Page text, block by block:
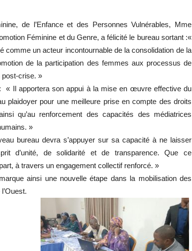
de l’Enfance et des Personnes Vulnérables, Mme
Féminine et du Genre, a félicité le bureau sortant :«
comme un acteur incontournable de la consolidation de la
de la participation des femmes aux processus de
post-crise. »
« Il apportera son appui à la mise en œuvre effective du
plaidoyer pour une meilleure prise en compte des droits
qu’au renforcement des capacités des médiatrices
»
bureau devra s’appuyer sur sa capacité à ne laisser
d’unité, de solidarité et de transparence. Que ce
à travers un engagement collectif renforcé. »
ainsi une nouvelle étape dans la mobilisation des